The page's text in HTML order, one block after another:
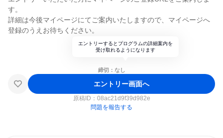
す。
詳細は今後マイページにてご案内いたしますので、マイページへ
登録のうえお待ちください。
エントリーするとプログラムの詳細案内を
受け取れるようになります
締切：なし
エントリー画面へ
原稿ID： 08ac21d9f39d982e
問題を報告する